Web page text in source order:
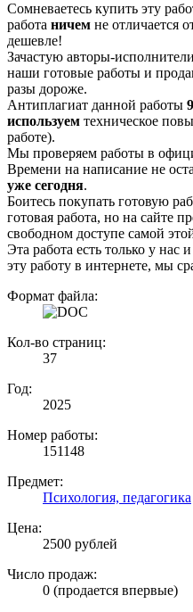
Сомневаетесь купить эту
работа ничем не отличается
дешевле!
Зачастую авторы-
наши готовые работы и
разы дороже.
Антиплагиат данной работы
используем техническое
работе).
Мы проверяем работы в
Времени на написание не
уже сегодня.
Боитесь покупать готовую
готовая работа, но на сайте
свободном доступе самой
Эта работа есть только у
эту работу в интернете, мы
Формат файла:
Кол-во страниц:
37
Год:
2025
Номер работы:
151148
Предмет:
Психология, педагогика
Цена:
2500 рублей
Число продаж:
0 (продается впервые)